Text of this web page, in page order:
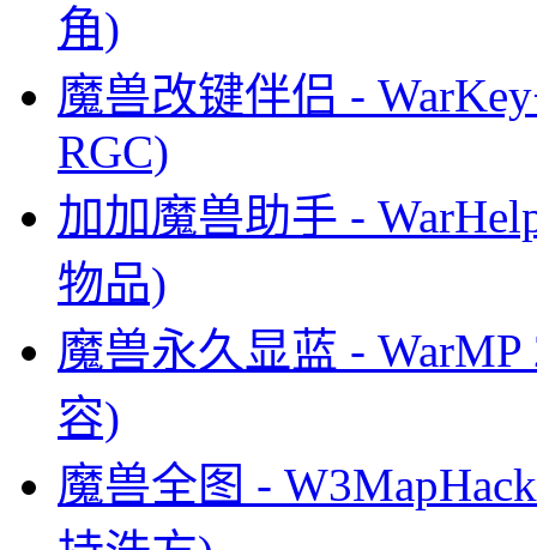
角)
魔兽改键伴侣 -
RGC)
加加魔兽助手 -
物品)
魔兽永久显蓝 -
容)
魔兽全图 -